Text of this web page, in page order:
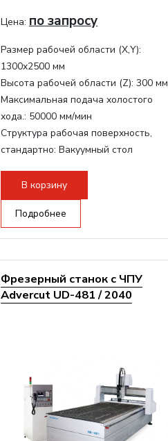
Цена: по запросу
Размер рабочей области (Х,Y):
1300x2500 мм
Высота рабочей области (Z): 300 мм
Максимальная подача холостого
хода.: 50000 мм/мин
Структура рабочая поверхность,
стандартно: Вакуумный стол
Мощность инвертора:
Охлаждение шпинделя:
В корзину
Подробнее
Фрезерный станок с ЧПУ
Advercut UD-481 / 2040